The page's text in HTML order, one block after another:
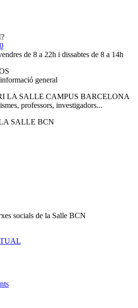
de 8 a 22h i dissabtes de 8 a 14h
general
LA SALLE CAMPUS BARCELONA
professors, investigadors...
SALLE BCN
socials de la Salle BCN